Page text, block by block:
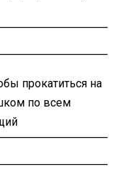
прокатиться на
по всем